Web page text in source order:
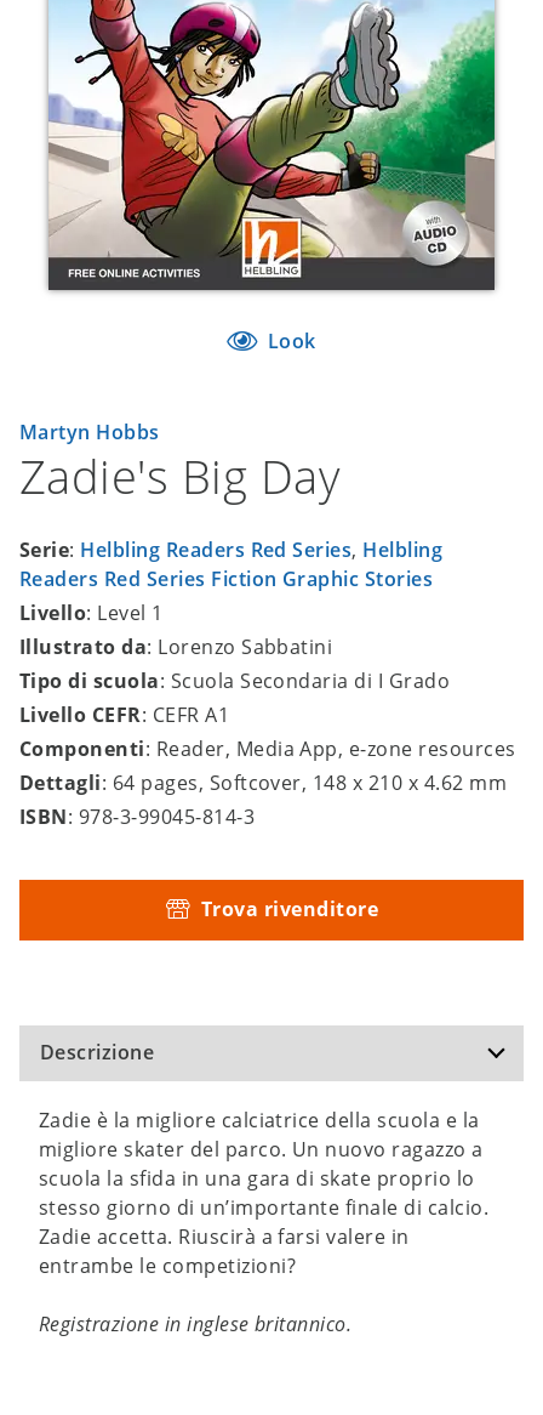
Look
Martyn Hobbs
Zadie's Big Day
Serie: Helbling Readers Red Series, Helbling
Readers Red Series Fiction Graphic Stories
Livello: Level 1
Illustrato da: Lorenzo Sabbatini
Tipo di scuola: Scuola Secondaria di I Grado
Livello CEFR: CEFR A1
Componenti: Reader, Media App, e-zone resources
Dettagli: 64 pages, Softcover, 148 x 210 x 4.62 mm
ISBN: 978-3-99045-814-3
Trova rivenditore
Descrizione
Zadie è la migliore calciatrice della scuola e la
migliore skater del parco. Un nuovo ragazzo a
scuola la sfida in una gara di skate proprio lo
stesso giorno di un’importante finale di calcio.
Zadie accetta. Riuscirà a farsi valere in
entrambe le competizioni?
Registrazione in inglese britannico.